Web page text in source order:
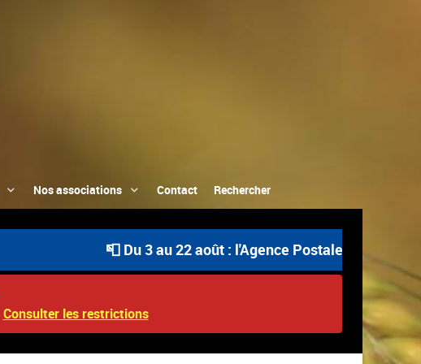
Nos associations Contact Rechercher
📮 Du 3 au 22 août : l'Agence Postale Communale
Consulter les restrictions